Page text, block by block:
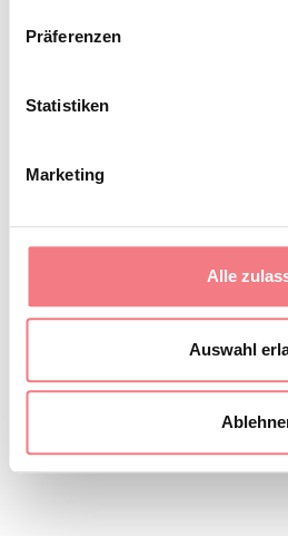
Präferenzen
Statistiken
Marketing
Alle
Auswahl
BLEIBEN SIE
Abonnieren Sie den
Reiserouten, Ideen und
ZUM NEWSLETTER